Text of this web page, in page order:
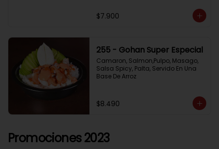
$7.900
255 - Gohan Super Especial
Camaron, Salmon,Pulpo, Masago,
Salsa Spicy, Palta, Servido En Una
Base De Arroz
$8.490
Promociones 2023